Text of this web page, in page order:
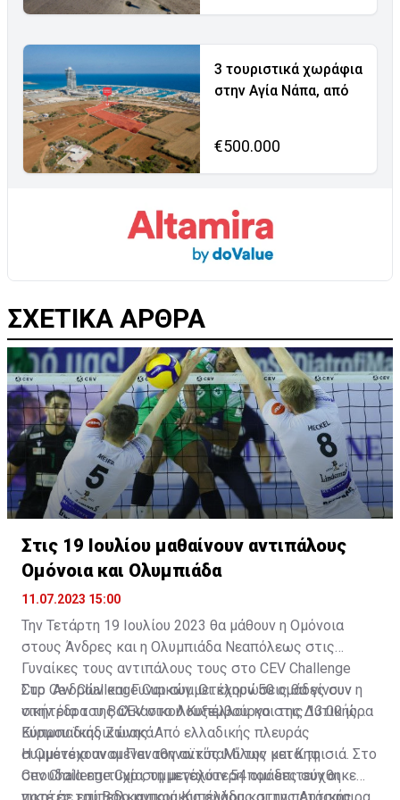
3 τουριστικά χωράφια
στην Αγία Νάπα, από
€500.000
ΣΧΕΤΙΚΑ ΑΡΘΡΑ
Στις 19 Ιουλίου μαθαίνουν αντιπάλους
Ομόνοια και Ολυμπιάδα
11.07.2023 15:00
Την Τετάρτη 19 Ιουλίου 2023 θα μάθουν η Ομόνοια
στους Άνδρες και η Ολυμπιάδα Νεαπόλεως στις
Γυναίκες τους αντιπάλους τους στο CEV Challenge
Cup Ανδρών και Γυναικών. Οι κληρώσεις θα γίνουν
στην έδρα της CEV στο Λουξεμβούργο στις 13:00 ώρα
Κύπρου διαδικτυακά.
Στο Cev Challenge Cup συμμετέχουν 50 ομάδες συν η
νικήτρια του Βαλκανικού Κυπέλλου και της Δυτικής
Ευρωπαϊκής Ζώνης. Από ελλαδικής πλευράς
συμμετέχουν οι Παναθηναϊκός Μίλων και Κηφισιά. Στο
Cev Challenge Cup συμμετέχουν 54 ομάδες συν οι
Η Ομόνοια αναμένει τον αντίπαλό της μετά τη
σπουδαία επιτυχία, τη μεγαλύτερη που επιτεύχθηκε